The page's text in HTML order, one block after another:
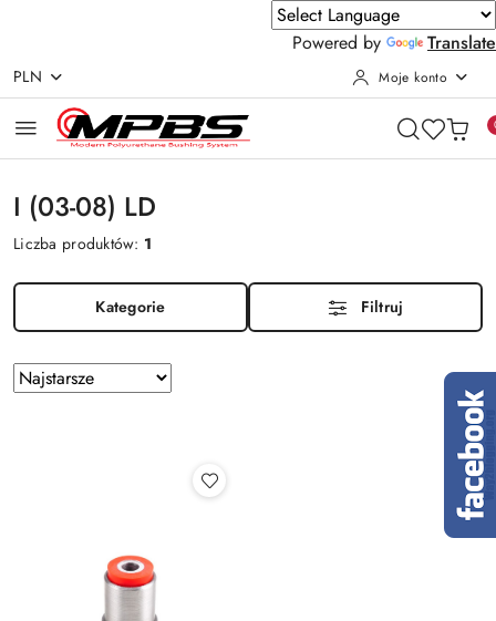
Powered by
Translate
Przejdź do treści głównej
Przejdź do wyszukiwarki
Przejdź do moje konto
Przejdź do menu głównego
Przejdź do stopki
PLN Moje konto
I (03-08) LD
Liczba produktów: 1
Kategorie Filtruj
Zastosowano
sortowanie:
Sortuj
według